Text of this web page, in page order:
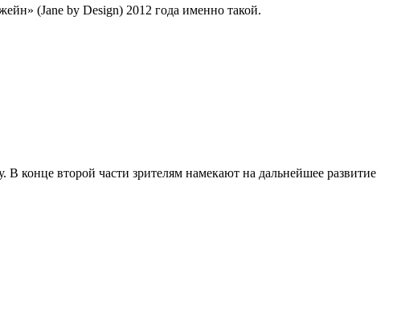
(Jane by Design) 2012 года именно такой.
второй части зрителям намекают на дальнейшее развитие